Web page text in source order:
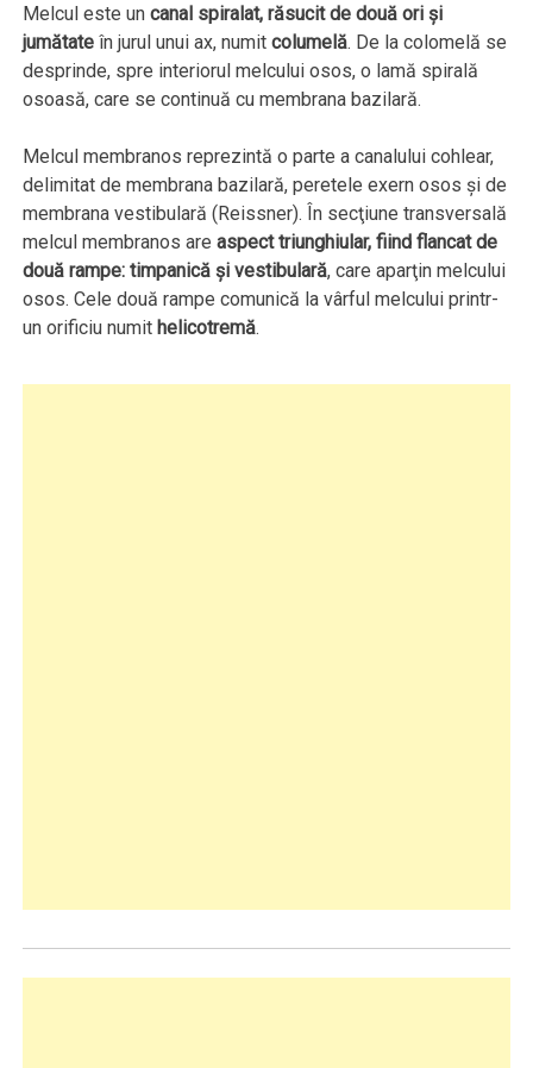
Melcul este uncanal spiralat, răsucit de două ori şi
jumătate în jurul unui ax, numitcolumelă. De la colomelă se
desprinde, spre interiorul melcului osos, o lamă spirală
osoasă, care se continuă cu membrana bazilară.
Melcul membranos reprezintă o parte a canalului cohlear,
delimitat de membrana bazilară, peretele exern osos şi de
membrana vestibulară (Reissner). În secţiune transversală
melcul membranos areaspect triunghiular, fiind flancat de
două rampe: timpanică şi vestibulară, care aparţin melcului
osos. Cele două rampe comunică la vârful melcului printr-
un orificiu numit helicotremă.